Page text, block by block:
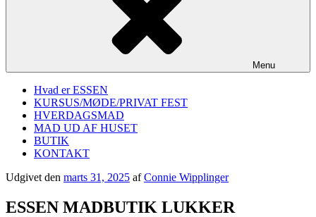
Menu
Hvad er ESSEN
KURSUS/MØDE/PRIVAT FEST
HVERDAGSMAD
MAD UD AF HUSET
BUTIK
KONTAKT
Udgivet den marts 31, 2025 afConnie Wipplinger
ESSEN MADBUTIK LUKKER